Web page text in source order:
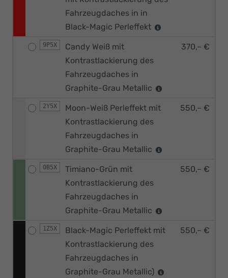
Fahrzeugdaches in in
Black-Magic Perleffekt
9P5X
Candy Weiß mit
Kontrastlackierung des
Fahrzeugdaches in
Graphite-Grau Metallic
370,– €
2Y5X
Moon-Weiß Perleffekt mit
Kontrastlackierung des
Fahrzeugdaches in
Graphite-Grau Metallic
550,– €
0B5X
Timiano-Grün mit
Kontrastlackierung des
Fahrzeugdaches in
Graphite-Grau Metallic
550,– €
1Z5X
Black-Magic Perleffekt mit
Kontrastlackierung des
Fahrzeugdaches in
Graphite-Grau Metallic)
550,– €